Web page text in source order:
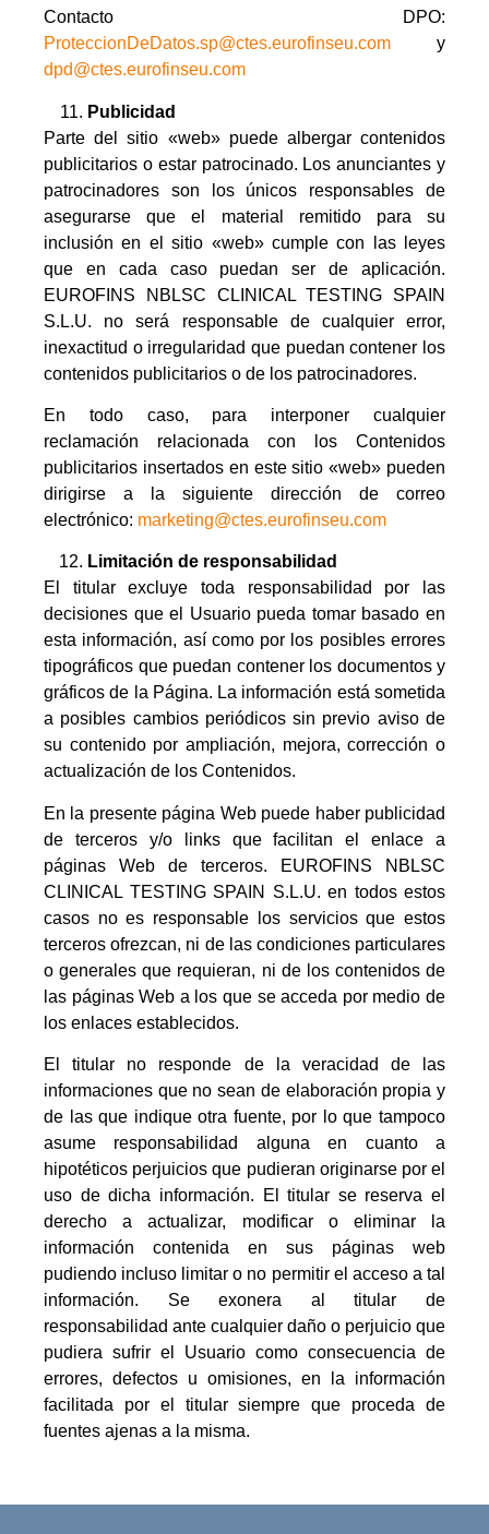
Contacto DPO:
ProteccionDeDatos.sp@ctes.eurofinseu.com y
dpd@ctes.eurofinseu.com
Publicidad
Parte del sitio «web» puede albergar contenidos
publicitarios o estar patrocinado. Los anunciantes y
patrocinadores son los únicos responsables de
asegurarse que el material remitido para su
inclusión en el sitio «web» cumple con las leyes
que en cada caso puedan ser de aplicación.
EUROFINS NBLSC CLINICAL TESTING SPAIN
S.L.U. no será responsable de cualquier error,
inexactitud o irregularidad que puedan contener los
contenidos publicitarios o de los patrocinadores.
En todo caso, para interponer cualquier
reclamación relacionada con los Contenidos
publicitarios insertados en este sitio «web» pueden
dirigirse a la siguiente dirección de correo
electrónico: marketing@ctes.eurofinseu.com
Limitación de responsabilidad
El titular excluye toda responsabilidad por las
decisiones que el Usuario pueda tomar basado en
esta información, así como por los posibles errores
tipográficos que puedan contener los documentos y
gráficos de la Página. La información está sometida
a posibles cambios periódicos sin previo aviso de
su contenido por ampliación, mejora, corrección o
actualización de los Contenidos.
En la presente página Web puede haber publicidad
de terceros y/o links que facilitan el enlace a
páginas Web de terceros. EUROFINS NBLSC
CLINICAL TESTING SPAIN S.L.U. en todos estos
casos no es responsable los servicios que estos
terceros ofrezcan, ni de las condiciones particulares
o generales que requieran, ni de los contenidos de
las páginas Web a los que se acceda por medio de
los enlaces establecidos.
El titular no responde de la veracidad de las
informaciones que no sean de elaboración propia y
de las que indique otra fuente, por lo que tampoco
asume responsabilidad alguna en cuanto a
hipotéticos perjuicios que pudieran originarse por el
uso de dicha información. El titular se reserva el
derecho a actualizar, modificar o eliminar la
información contenida en sus páginas web
pudiendo incluso limitar o no permitir el acceso a tal
información. Se exonera al titular de
responsabilidad ante cualquier daño o perjuicio que
pudiera sufrir el Usuario como consecuencia de
errores, defectos u omisiones, en la información
facilitada por el titular siempre que proceda de
fuentes ajenas a la misma.